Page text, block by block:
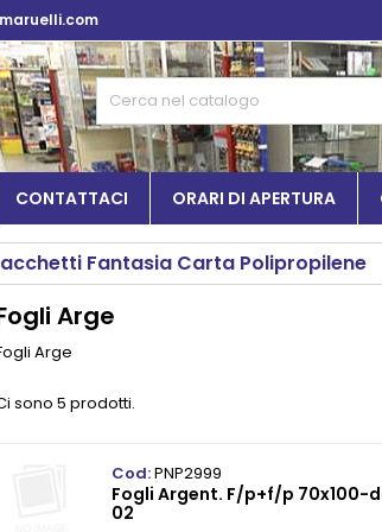
CONTATTACI ORARI DI APERTURA
Fantasia Carta Polipropilene
Arge
Arge
sono 5 prodotti.
Cod:PNP2999
Fogli Argent. F/p+f/p 70x100-
02